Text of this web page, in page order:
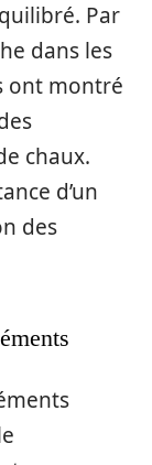
Par
dans les
ont montré
chaux.
d’un
des